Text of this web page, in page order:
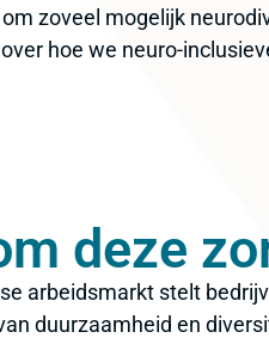
zoveel mogelijk
hoe we neuro-
deze
arbeidsmarkt stelt
duurzaamheid en